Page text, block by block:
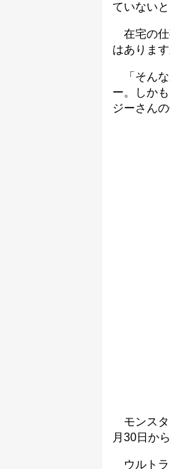
ていない
在宅の仕
はありま
「そんな
ー。しか
ジーさん
モンスタ
月30日か
ウルトラ